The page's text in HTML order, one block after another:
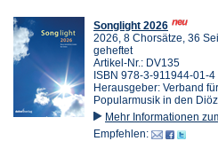
Songlight 2026
2026, 8 Chorsätze, 36
geheftet
Artikel-Nr.: DV135
ISBN 978-3-911944-01-4
Herausgeber: Verband
Popularmusik in den
Mehr Informationen
Empfehlen: